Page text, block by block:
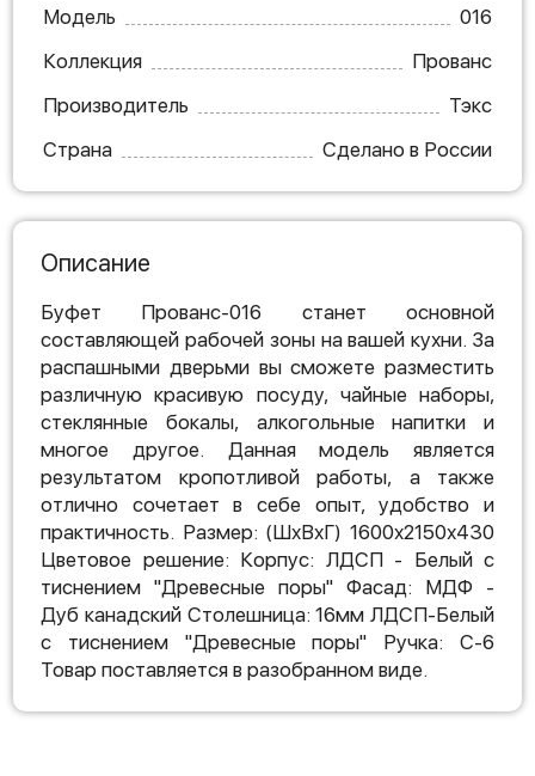
Модель
016
Коллекция
Прованс
Производитель
Тэкс
Страна
Сделано в России
Описание
Буфет Прованс-016 станет основной
составляющей рабочей зоны на вашей кухни. За
распашными дверьми вы сможете разместить
различную красивую посуду, чайные наборы,
стеклянные бокалы, алкогольные напитки и
многое другое. Данная модель является
результатом кропотливой работы, а также
отлично сочетает в себе опыт, удобство и
практичность. Размер: (ШхВхГ) 1600х2150х430
Цветовое решение: Корпус: ЛДСП - Белый с
тиснением "Древесные поры" Фасад: МДФ -
Дуб канадский Столешница: 16мм ЛДСП-Белый
с тиснением "Древесные поры" Ручка: С-6
Товар поставляется в разобранном виде.